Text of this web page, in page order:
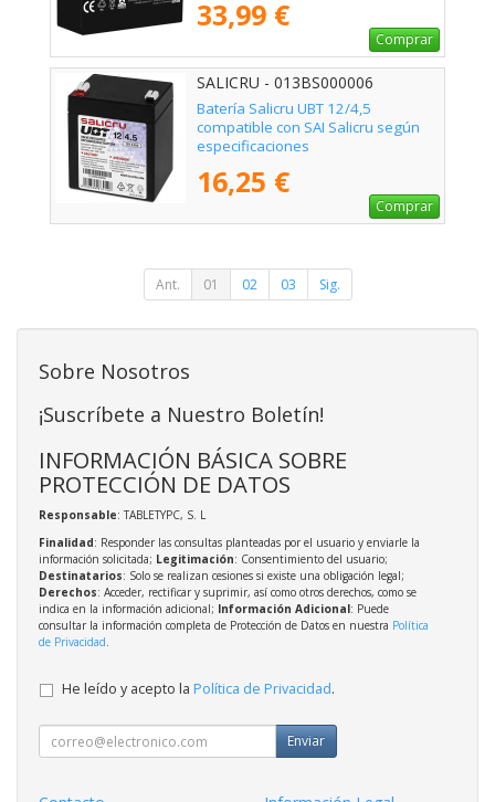
33,99 €
Comprar
SALICRU - 013BS000006
Batería Salicru UBT 12/4,5
compatible con SAI Salicru según
especificaciones
16,25 €
Comprar
Ant. 01 02 03 Sig.
Sobre Nosotros
¡Suscríbete a Nuestro Boletín!
INFORMACIÓN BÁSICA SOBRE
PROTECCIÓN DE DATOS
Responsable: TABLETYPC, S. L
Finalidad: Responder las consultas planteadas por el usuario y enviarle la
información solicitada; Legitimación: Consentimiento del usuario;
Destinatarios: Solo se realizan cesiones si existe una obligación legal;
Derechos: Acceder, rectificar y suprimir, así como otros derechos, como se
indica en la información adicional; Información Adicional: Puede
consultar la información completa de Protección de Datos en nuestra Política
de Privacidad.
He leído y acepto la Política de Privacidad.
Enviar